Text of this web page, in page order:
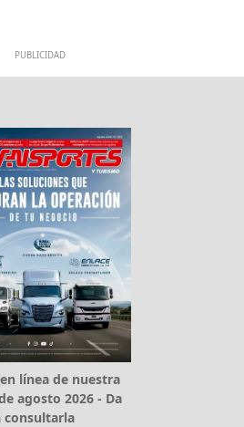
PUBLICIDAD
línea de nuestra
agosto 2026 - Da
consultarla